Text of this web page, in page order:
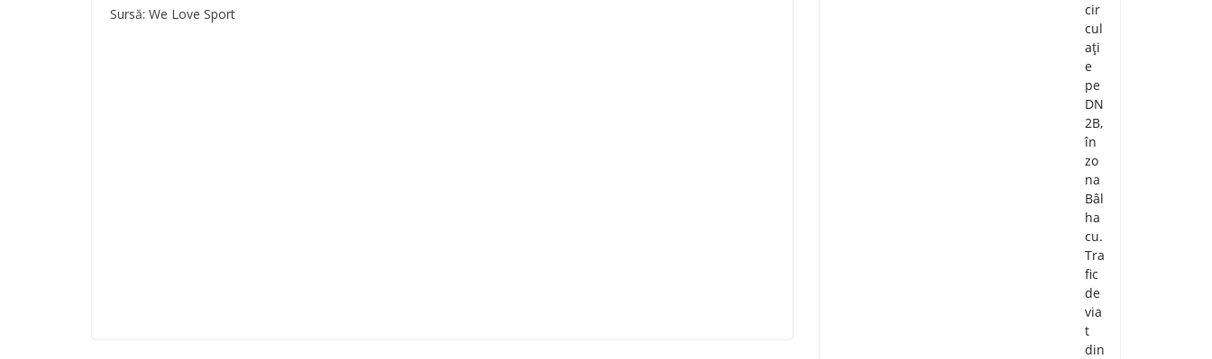
Sursă: We Love Sport
cir
cul
ați
e
pe
DN
2B,
în
zo
na
Bâl
ha
cu.
Tra
fic
de
via
t
din